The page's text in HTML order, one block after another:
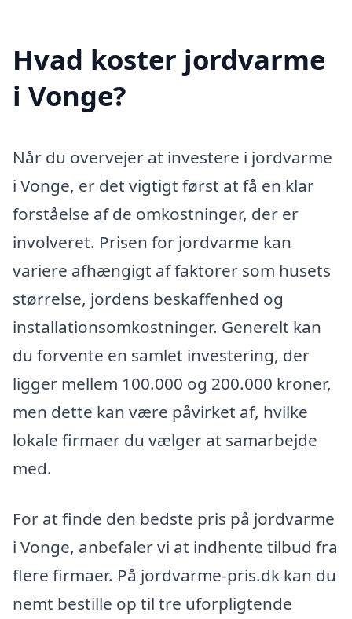
Hvad koster jordvarme
i Vonge?
Når du overvejer at investere i jordvarme
i Vonge, er det vigtigt først at få en klar
forståelse af de omkostninger, der er
involveret. Prisen for jordvarme kan
variere afhængigt af faktorer som husets
størrelse, jordens beskaffenhed og
installationsomkostninger. Generelt kan
du forvente en samlet investering, der
ligger mellem 100.000 og 200.000 kroner,
men dette kan være påvirket af, hvilke
lokale firmaer du vælger at samarbejde
med.
For at finde den bedste pris på jordvarme
i Vonge, anbefaler vi at indhente tilbud fra
flere firmaer. På jordvarme-pris.dk kan du
nemt bestille op til tre uforpligtende